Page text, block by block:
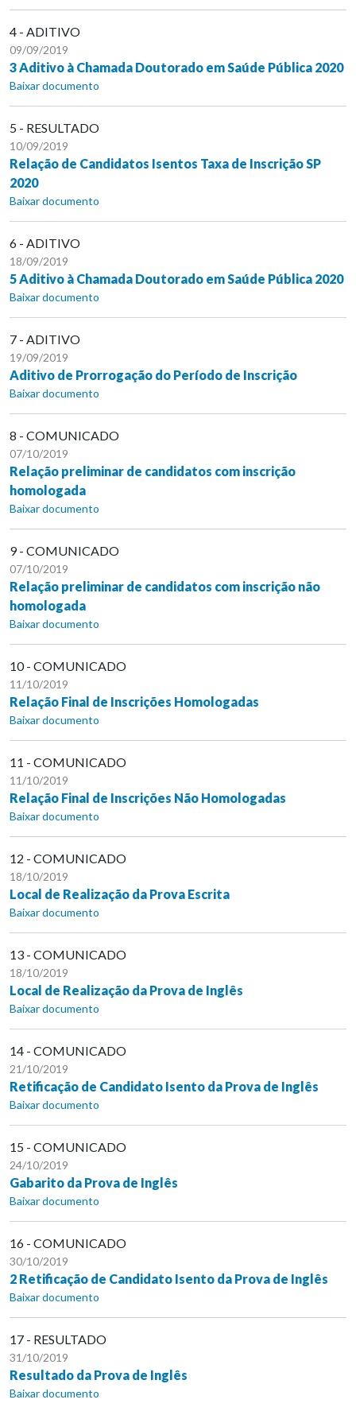
4 - ADITIVO
09/09/2019
3 Aditivo à Chamada Doutorado em Saúde Pública 2020
Baixar documento
5 - RESULTADO
10/09/2019
Relação de Candidatos Isentos Taxa de Inscrição SP
2020
Baixar documento
6 - ADITIVO
18/09/2019
5 Aditivo à Chamada Doutorado em Saúde Pública 2020
Baixar documento
7 - ADITIVO
19/09/2019
Aditivo de Prorrogação do Período de Inscrição
Baixar documento
8 - COMUNICADO
07/10/2019
Relação preliminar de candidatos com inscrição
homologada
Baixar documento
9 - COMUNICADO
07/10/2019
Relação preliminar de candidatos com inscrição não
homologada
Baixar documento
10 - COMUNICADO
11/10/2019
Relação Final de Inscrições Homologadas
Baixar documento
11 - COMUNICADO
11/10/2019
Relação Final de Inscrições Não Homologadas
Baixar documento
12 - COMUNICADO
18/10/2019
Local de Realização da Prova Escrita
Baixar documento
13 - COMUNICADO
18/10/2019
Local de Realização da Prova de Inglês
Baixar documento
14 - COMUNICADO
21/10/2019
Retificação de Candidato Isento da Prova de Inglês
Baixar documento
15 - COMUNICADO
24/10/2019
Gabarito da Prova de Inglês
Baixar documento
16 - COMUNICADO
30/10/2019
2 Retificação de Candidato Isento da Prova de Inglês
Baixar documento
17 - RESULTADO
31/10/2019
Resultado da Prova de Inglês
Baixar documento